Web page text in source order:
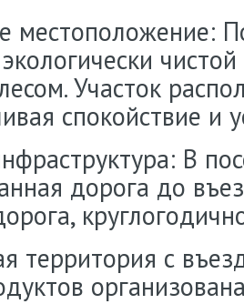
местоположение:
Участок
спокойствие и
В
дорога до
территория с